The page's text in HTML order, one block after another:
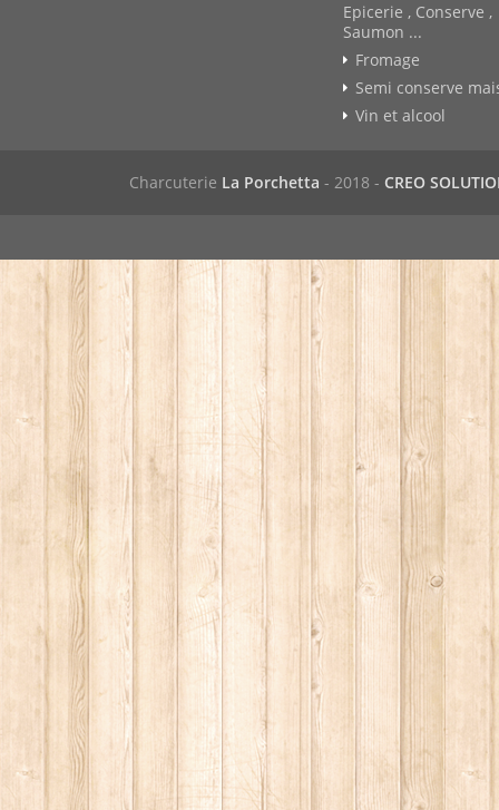
Epicerie , Conserve ,
Saumon ...
Fromage
Semi conserve
Vin et alcool
Charcuterie La Porchetta - 2018 - CREO